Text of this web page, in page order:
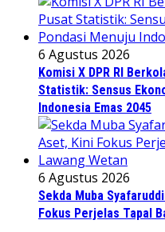
6 Agustus 2026
Komisi X DPR RI
Statistik: Sensus
Indonesia Emas 2045
6 Agustus 2026
Sekda Muba
Fokus Perjelas Tapal